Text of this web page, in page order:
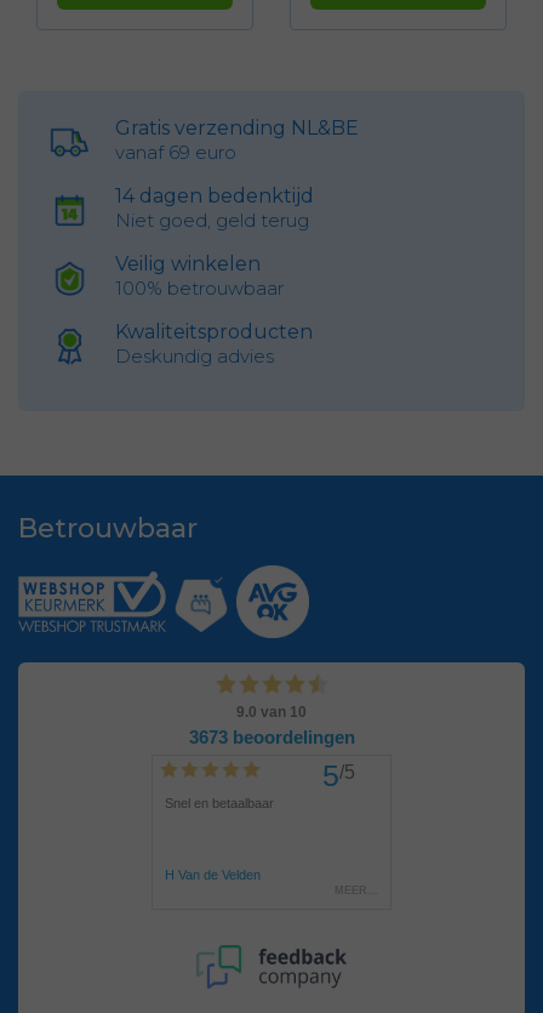
Gratis verzending NL&BE
vanaf 69 euro
14 dagen bedenktijd
Niet goed, geld terug
Veilig winkelen
100% betrouwbaar
Kwaliteitsproducten
Deskundig advies
Betrouwbaar